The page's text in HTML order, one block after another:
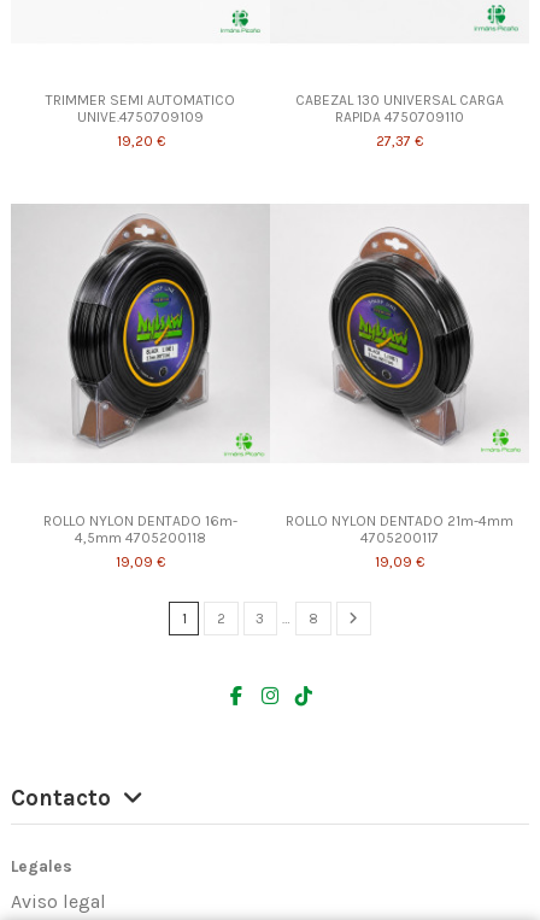
TRIMMER SEMI AUTOMATICO
UNIVE.4750709109
19,20 €
CABEZAL 130 UNIVERSAL CARGA
RAPIDA 4750709110
27,37 €
ROLLO NYLON DENTADO 16m-
4,5mm 4705200118
19,09 €
ROLLO NYLON DENTADO 21m-4mm
4705200117
19,09 €
1 2 3 8
Contacto
Legales
Aviso legal